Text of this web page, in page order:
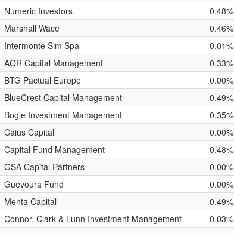
Numeric Investors 0.48%
Marshall Wace 0.46%
Intermonte Sim Spa 0.01%
AQR Capital Management 0.33%
BTG Pactual Europe 0.00%
BlueCrest Capital Management 0.49%
Bogle Investment Management 0.35%
Caius Capital 0.00%
Capital Fund Management 0.48%
GSA Capital Partners 0.00%
Guevoura Fund 0.00%
Menta Capital 0.49%
Connor, Clark & Lunn Investment Management 0.03%